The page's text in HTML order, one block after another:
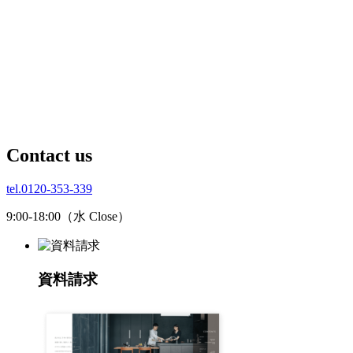
Contact us
tel.0120-353-339
9:00-18:00（水 Close）
資料請求